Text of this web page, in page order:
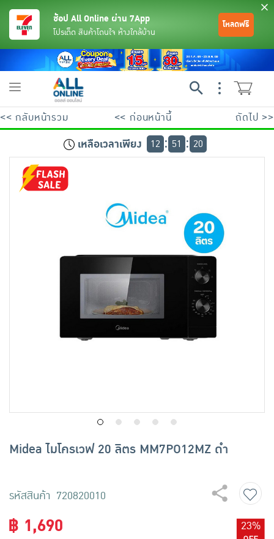
เครื่องดื่มและผงชงดื่ม
ขนมขบเคี้ยว และช็อคโกแลต
อาหารสด ผัก ผลไม้และเบเกอรี่
พระเครื่อง test pop
ช้อป All Online ผ่าน 7App
โปรเด็ด สินค้าโดนใจ ห้างใกล้บ้าน
โหลดฟรี
Toggle
<< กลับหน้ารวม << ก่อนหน้านี้ ถัดไป >>
เหลือเวลาเพียง 12 51 20
Midea ไมโครเวฟ 20 ลิตร MM7PO12MZ ดำ
รหัสสินค้า 720820010
฿ 1,690
23%